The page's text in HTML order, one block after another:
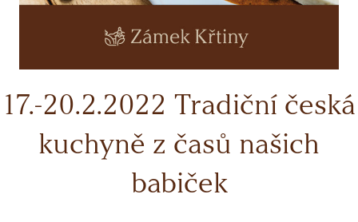
17.-20.2.2022 Tradiční česká
kuchyně z časů našich
babiček